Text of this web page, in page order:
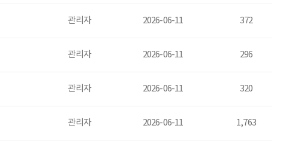
관리자 2026-06-11 372
관리자 2026-06-11 296
관리자 2026-06-11 320
관리자 2026-06-11 1,763